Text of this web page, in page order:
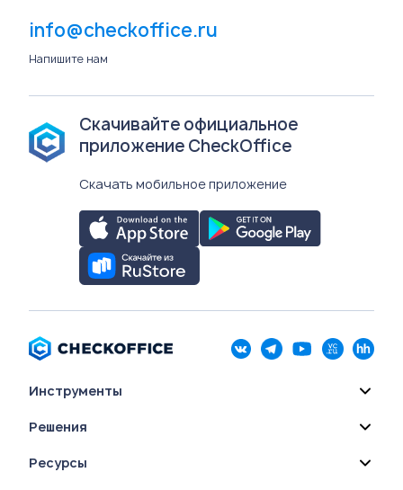
info@checkoffice.ru
Напишите нам
Скачивайте официальное
приложение CheckOffice
Скачать мобильное приложение
Инструменты
Решения
Ресурсы